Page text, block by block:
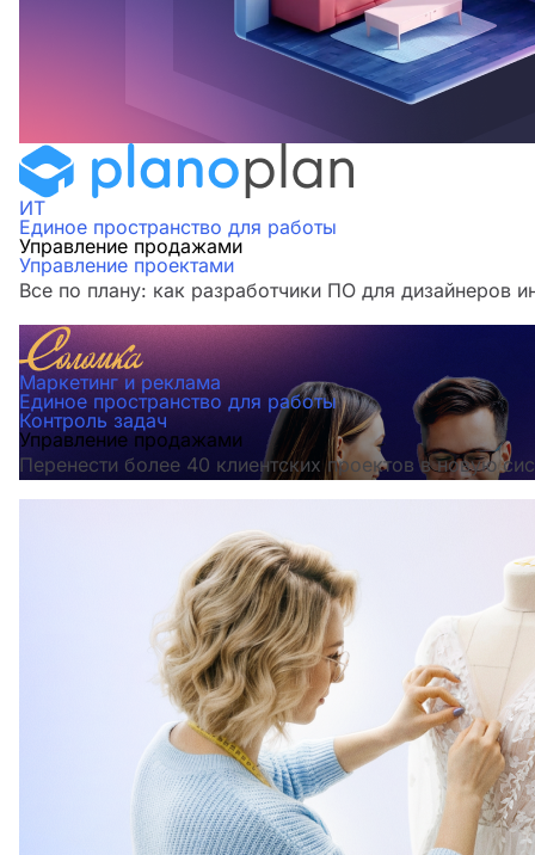
ИТ
Единое пространство для работы
Управление продажами
Управление проектами
Все по плану: как разработчики ПО для дизайнеров
Маркетинг и реклама
Единое пространство для работы
Контроль задач
Управление продажами
Перенести более 40 клиентских проектов в новую